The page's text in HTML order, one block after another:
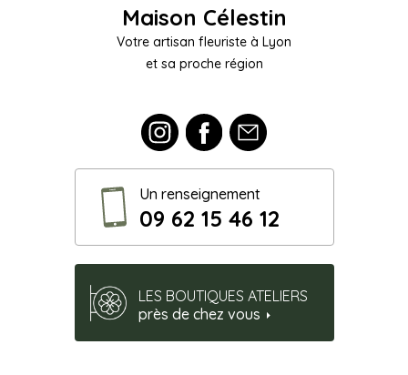
Un renseignement
09 62 15 46 12
Maison Célestin
Votre artisan fleuriste à Lyon
et sa proche région
LES BOUTIQUES ATELIERS
près de chez vous